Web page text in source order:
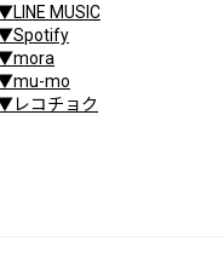
MUSIC
mo
レコチョク